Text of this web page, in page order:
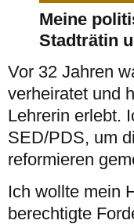
Meine
Stadträtin
Vor 32 Jahren
verheiratet und
Lehrerin erlebt.
SED/PDS, um
reformieren
Ich wollte mein
berechtigte